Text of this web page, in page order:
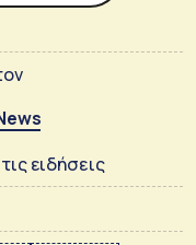
ειδήσεις